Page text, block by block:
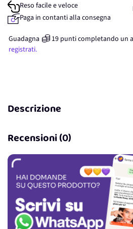
Reso facile e veloce
Paga in contanti alla consegna
Guadagna 19 punticompletando un
registrati.
Descrizione
Recensioni (0)